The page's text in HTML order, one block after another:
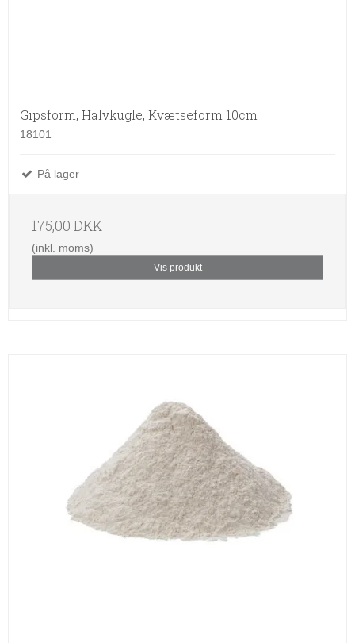
Gipsform, Halvkugle, Kvætseform 10cm
18101
På lager
175,00 DKK
(inkl. moms)
Vis produkt